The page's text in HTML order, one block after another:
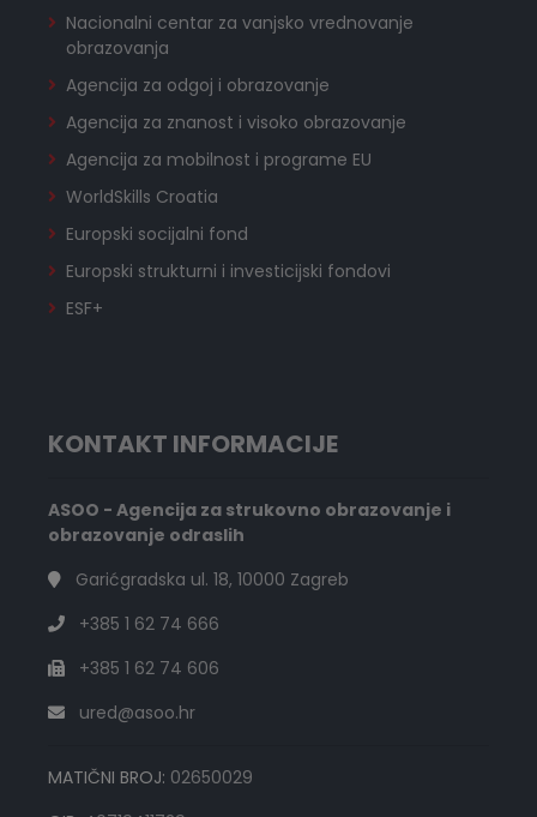
Nacionalni centar za vanjsko vrednovanje
obrazovanja
Agencija za odgoj i obrazovanje
Agencija za znanost i visoko obrazovanje
Agencija za mobilnost i programe EU
WorldSkills Croatia
Europski socijalni fond
Europski strukturni i investicijski fondovi
ESF+
KONTAKT INFORMACIJE
ASOO - Agencija za strukovno obrazovanje i
obrazovanje odraslih
Garićgradska ul. 18, 10000 Zagreb
+385 1 62 74 666
+385 1 62 74 606
ured@asoo.hr
MATIČNI BROJ: 02650029